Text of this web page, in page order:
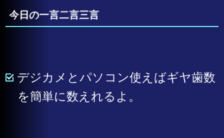
今日の一言二言三言
デジカメとパソコン使えばギヤ歯数
を簡単に数えれるよ。